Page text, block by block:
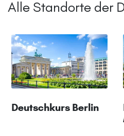
Alle Standorte der
Deutschkurs Berlin